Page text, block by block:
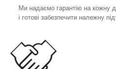
Ми надаємо гарантію на кожну
і готові забезпечити належну